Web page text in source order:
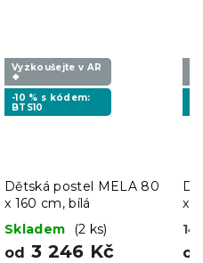
Vyzkoušejte v AR
❖
-10 % s kódem:
BTS10
Dětská postel MELA 80
x 160 cm, bílá
Skladem
(2 ks)
od 3 246 Kč
x
14
od